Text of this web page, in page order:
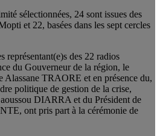
sélectionnées, 24 sont issues des
et 22, basées dans les sept cercles
représentant(e)s des 22 radios
du Gouverneur de la région, le
Alassane TRAORE et en présence du,
politique de gestion de la crise,
DIARRA et du Président de
ont pris part à la cérémonie de